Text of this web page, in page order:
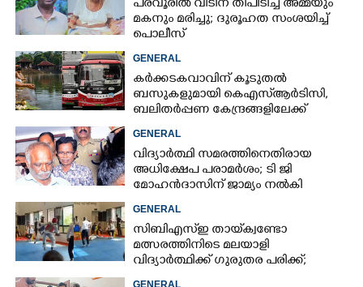
പരവൂരിൽ വീടിന് തീപിടിച്ച് അമ്മയും
മകനും മരിച്ചു; ദുരൂഹത സംശയിച്ച്
പൊലീസ്
GENERAL
കർക്കടകവാവിന് കൂടുതൽ
ബസുകളുമായി കെഎസ്ആർടിസി,​
ബലിതർപ്പണ കേന്ദ്രങ്ങളിലേക്ക്
പ്രത്യേക സർവീസുകൾ
GENERAL
വിദ്യാർത്ഥി സമരത്തിനെതിരായ
അധിക്ഷേപ പരാമ‌ർശം; ടി ജി
മോഹൻദാസിന് ജാമ്യം നൽകി
കോടതി
GENERAL
സിബിഎസ്‌ഇ തായ്‌ക്വണ്ടോ
മത്സരത്തിനിടെ മലയാളി
വിദ്യാർത്ഥിക്ക് ഗുരുതര പരിക്ക്;
ആശുപത്രിയിലെത്തിച്ചത് എയ‌ർലിഫ്‌റ്റ്
GENERAL